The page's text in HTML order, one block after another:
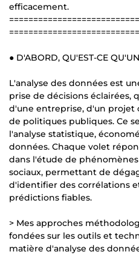
efficacement.
● D'ABORD, QU'EST-CE
L'analyse des données est
prise de décisions éclairées,
d'une entreprise, d'un projet
de politiques publiques. Ce
l'analyse statistique,
données. Chaque volet
dans l'étude de
sociaux, permettant de
d'identifier des corrélations
prédictions fiables.
> Mes approches
fondées sur les outils et
matière d'analyse des